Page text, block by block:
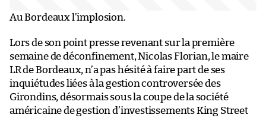
Au Bordeaux l’implosion.
Lors de son point presse revenant sur la première
semaine de déconfinement, Nicolas Florian, le maire
LR de Bordeaux, n’a pas hésité à faire part de ses
inquiétudes liées à la gestion controversée des
Girondins, désormais sous la coupe de la société
américaine de gestion d’investissements King Street